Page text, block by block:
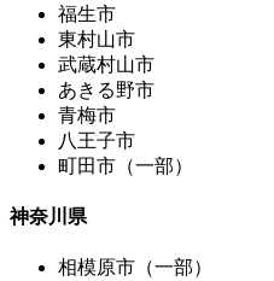
福生市
東村山市
武蔵村山市
あきる野市
青梅市
八王子市
町田市（一部）
神奈川県
相模原市（一部）